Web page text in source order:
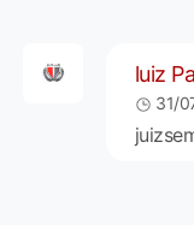
luiz
31/